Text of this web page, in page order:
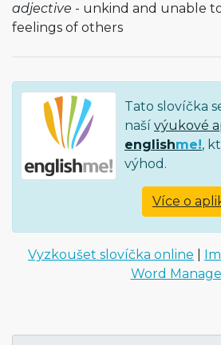
adjective - unkind and unable
feelings of others
Tato slovíčka
naší výukové
englishme!,
výhod.
Více o
Vyzkoušet slovíčka online
Word